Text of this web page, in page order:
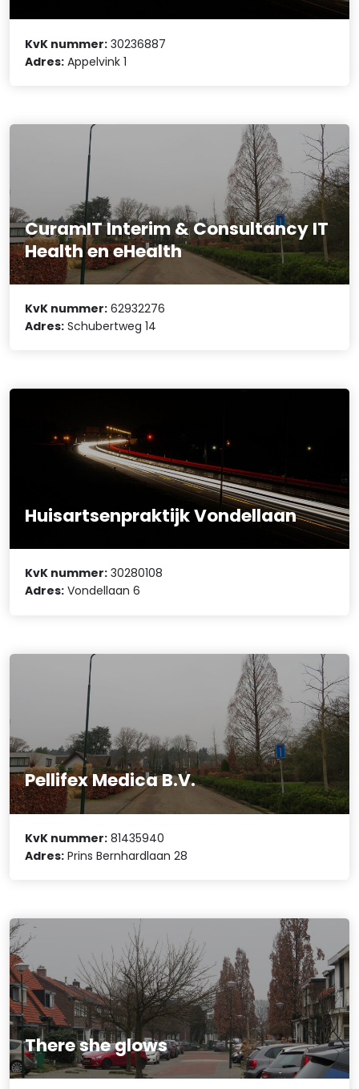
KvK nummer: 30236887
Adres: Appelvink 1
CuramIT Interim & Consultancy IT
Health en eHealth
KvK nummer: 62932276
Adres: Schubertweg 14
Huisartsenpraktijk Vondellaan
KvK nummer: 30280108
Adres: Vondellaan 6
Pellifex Medica B.V.
KvK nummer: 81435940
Adres: Prins Bernhardlaan 28
There she glows